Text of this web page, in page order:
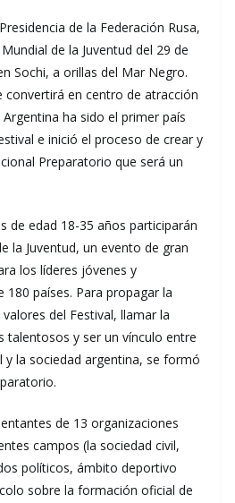
de la Federación Rusa,
de la Juventud del 29 de
Sochi, a orillas del Mar Negro.
convertirá en centro de atracción
ha sido el primer país
e inició el proceso de crear y
Preparatorio que será un
de edad 18-35 años participarán
la Juventud, un evento de gran
los líderes jóvenes y
180 países. Para propagar la
del Festival, llamar la
talentosos y ser un vínculo entre
y la sociedad argentina, se formó
de 13 organizaciones
campos (la sociedad civil,
políticos, ámbito deportivo
sobre la formación oficial de